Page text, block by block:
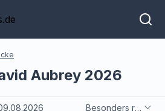
Aubrey 2026
Besonders relevant